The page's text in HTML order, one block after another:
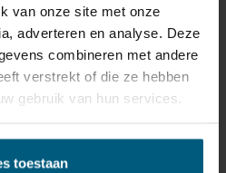
van onze site met onze
adverteren en analyse. Deze
combineren met andere
verstrekt of die ze hebben
gebruik van hun services.
toestaan
PRODUKTE